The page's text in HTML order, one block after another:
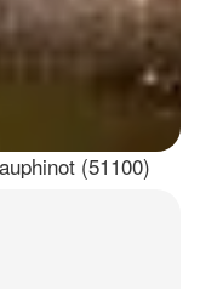
(51100)